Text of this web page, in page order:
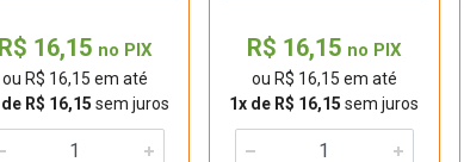
16,15 no PIX
ou R$ 16,15 em até
R$ 16,15 sem juros
R$ 16,15 no PIX
ou R$ 16,15 em até
1x de R$ 16,15 sem juros